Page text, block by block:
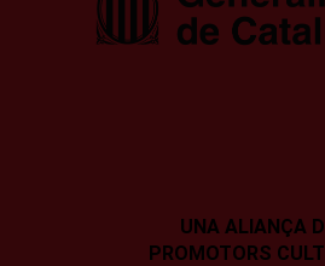
UNA ALIANÇA
PROMOTORS